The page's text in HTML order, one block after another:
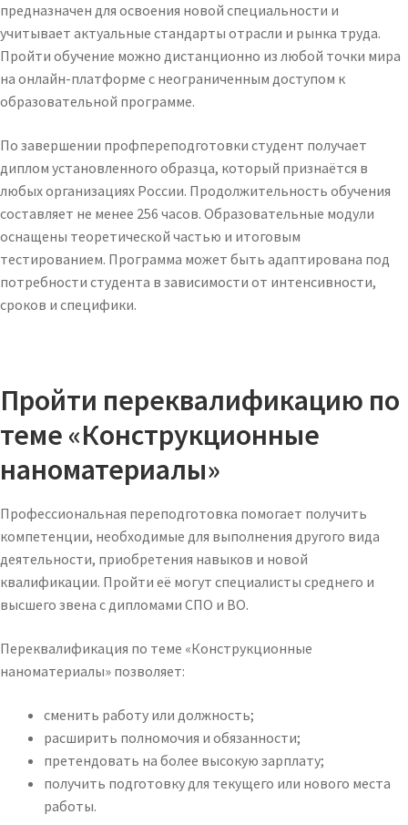
предназначен для освоения новой специальности и
учитывает актуальные стандарты отрасли и рынка труда.
Пройти обучение можно дистанционно из любой точки мира
на онлайн-платформе с неограниченным доступом к
образовательной программе.
По завершении профпереподготовки студент получает
диплом установленного образца, который признаётся в
любых организациях России. Продолжительность обучения
составляет не менее 256 часов. Образовательные модули
оснащены теоретической частью и итоговым
тестированием. Программа может быть адаптирована под
потребности студента в зависимости от интенсивности,
сроков и специфики.
Пройти переквалификацию по
теме «Конструкционные
наноматериалы»
Профессиональная переподготовка помогает получить
компетенции, необходимые для выполнения другого вида
деятельности, приобретения навыков и новой
квалификации. Пройти её могут специалисты среднего и
высшего звена с дипломами СПО и ВО.
Переквалификация по теме «Конструкционные
наноматериалы» позволяет:
сменить работу или должность;
расширить полномочия и обязанности;
претендовать на более высокую зарплату;
получить подготовку для текущего или нового места
работы.